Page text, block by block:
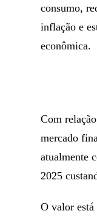
consumo,
inflação e
econômica.
Com
mercado
atualmente
2025
O valor